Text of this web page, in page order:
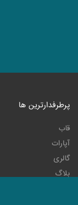
پرطرفدارترین ها
قاب
آپارات
گالری
بلاگ